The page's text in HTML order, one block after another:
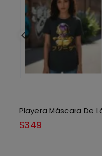
Playera Máscara De
$349